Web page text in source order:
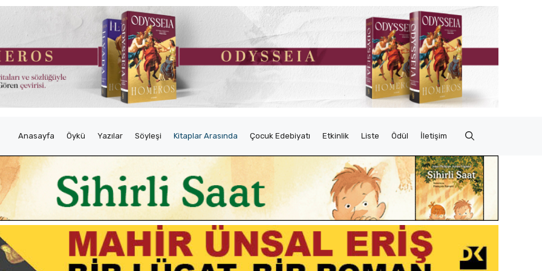
Anasayfa Öykü Yazılar Söyleşi Kitaplar Arasında Çocuk Edebiyatı Etkinlik Liste Ödül İletişim